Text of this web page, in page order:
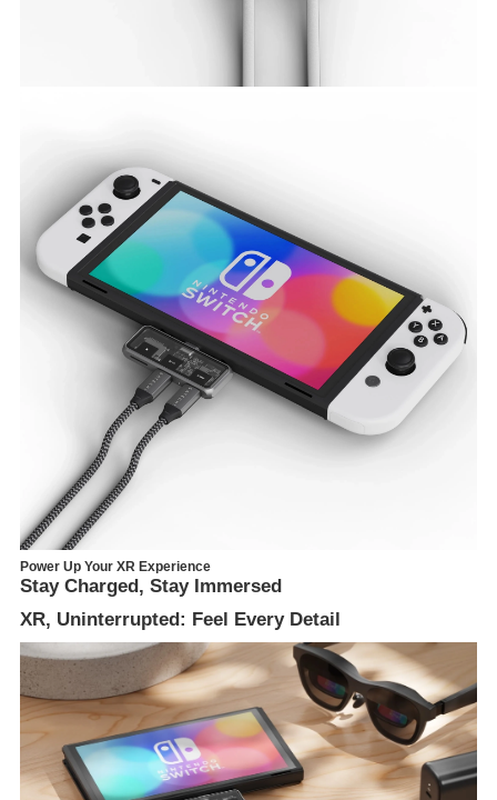
Power Up Your XR Experience
Stay Charged, Stay Immersed
XR, Uninterrupted: Feel Every Detail